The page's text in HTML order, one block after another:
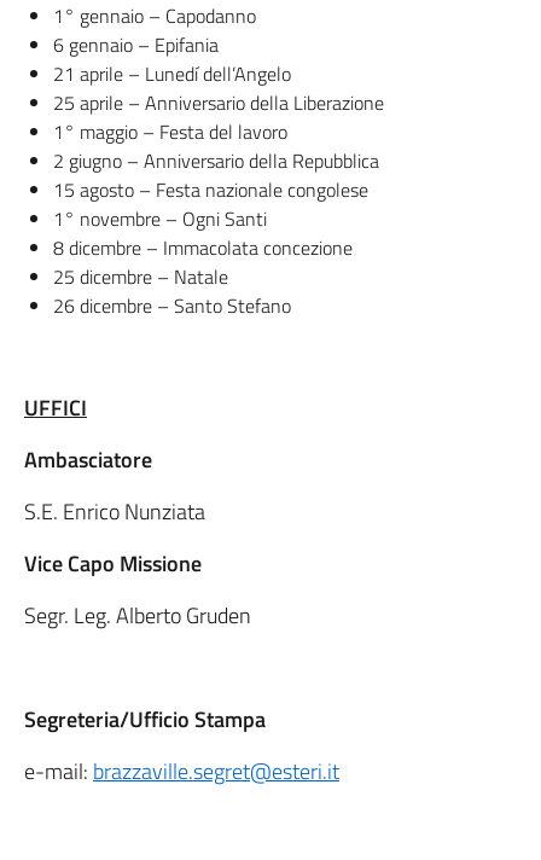
1° gennaio – Capodanno
6 gennaio – Epifania
21 aprile – Lunedí dell’Angelo
25 aprile – Anniversario della Liberazione
1° maggio – Festa del lavoro
2 giugno – Anniversario della Repubblica
15 agosto – Festa nazionale congolese
1° novembre – Ogni Santi
8 dicembre – Immacolata concezione
25 dicembre – Natale
26 dicembre – Santo Stefano
UFFICI
Ambasciatore
S.E. Enrico Nunziata
Vice Capo Missione
Segr. Leg. Alberto Gruden
Segreteria/Ufficio Stampa
e-mail: brazzaville.segret@esteri.it